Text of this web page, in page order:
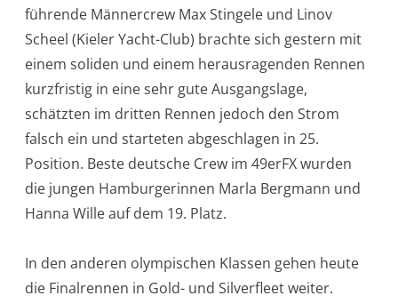
führende Männercrew Max Stingele und Linov
Scheel (Kieler Yacht-Club) brachte sich gestern mit
einem soliden und einem herausragenden Rennen
kurzfristig in eine sehr gute Ausgangslage,
schätzten im dritten Rennen jedoch den Strom
falsch ein und starteten abgeschlagen in 25.
Position. Beste deutsche Crew im 49erFX wurden
die jungen Hamburgerinnen Marla Bergmann und
Hanna Wille auf dem 19. Platz.
In den anderen olympischen Klassen gehen heute
die Finalrennen in Gold- und Silverfleet weiter.